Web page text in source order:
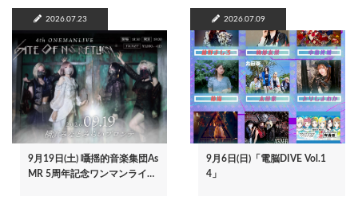
2026.07.23
9月19日(土) 囁揺的音楽集団As
MR 5周年記念ワンマンライ…
2026.07.09
9月6日(日)「電脳DIVE Vol.1
4」